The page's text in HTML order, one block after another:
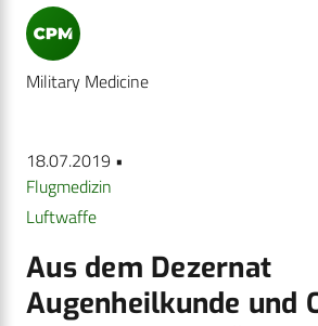
Military Medicine
18.07.2019 •
Flugmedizin
Luftwaffe
Aus dem Dezernat
Augenheilkunde und